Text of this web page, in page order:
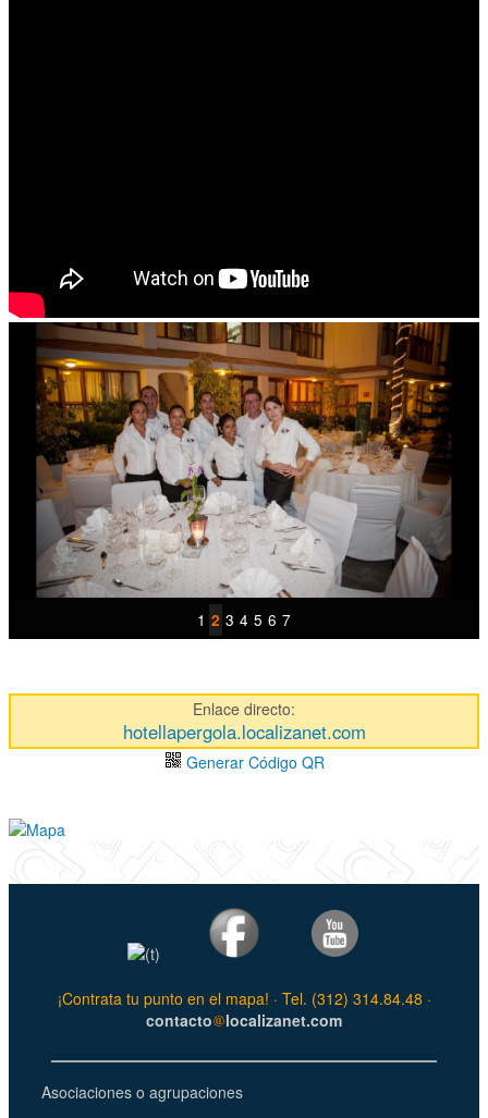
1 2 3 4 5 6 7
Enlace directo:
hotellapergola.localizanet.com
Generar Código QR
¡Contrata tu punto en el mapa! · Tel. (312) 314.84.48 ·
contacto
localizanet.com
Asociaciones o agrupaciones